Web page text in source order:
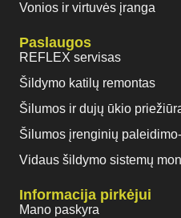
Vonios ir virtuvės įranga
Paslaugos
REFLEX servisas
Šildymo katilų remontas
Šilumos ir dujų ūkio
Šilumos įrenginių
Vidaus šildymo sistemų
Informacija pirkėjui
Mano paskyra